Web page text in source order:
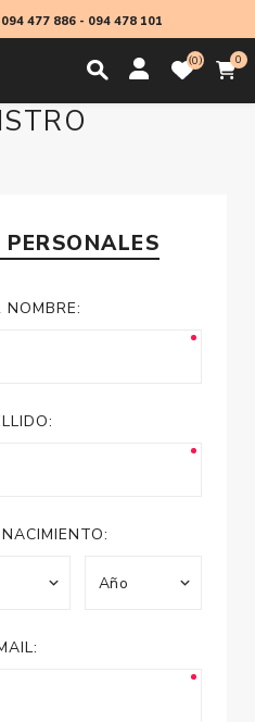
094 477 886- 094 478 101
0 0
NOMBRE: